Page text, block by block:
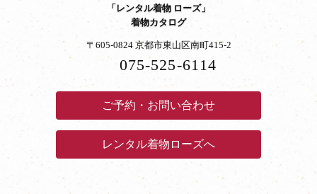
「レンタル着物 ローズ」
着物カタログ
〒605-0824 京都市東山区南町415-2
075-525-6114
ご予約・お問い合わせ
レンタル着物ローズへ